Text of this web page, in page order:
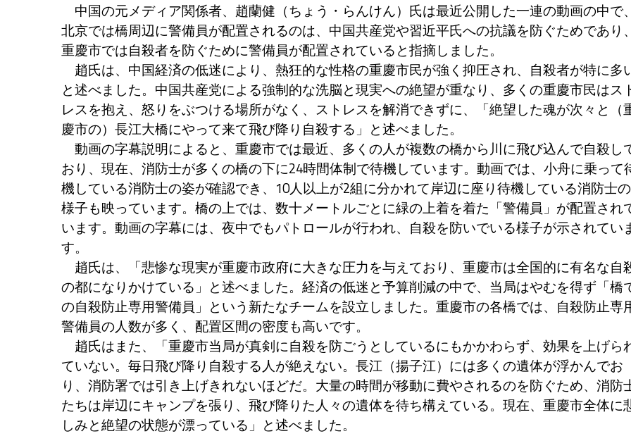
中国の元メディア関係者、趙蘭健（ちょう・らんけん）氏は最近公開した一連の動画の中で、
北京では橋周辺に警備員が配置されるのは、中国共産党や習近平氏への抗議を防ぐためであり、
重慶市では自殺者を防ぐために警備員が配置されていると指摘しました。
趙氏は、中国経済の低迷により、熱狂的な性格の重慶市民が強く抑圧され、自殺者が特に多
と述べました。中国共産党による強制的な洗脳と現実への絶望が重なり、多くの重慶市民はス
レスを抱え、怒りをぶつける場所がなく、ストレスを解消できずに、「絶望した魂が次々と（
慶市の）長江大橋にやって来て飛び降り自殺する」と述べました。
動画の字幕説明によると、重慶市では最近、多くの人が複数の橋から川に飛び込んで自殺し
おり、現在、消防士が多くの橋の下に24時間体制で待機しています。動画では、小舟に乗って
機している消防士の姿が確認でき、10人以上が2組に分かれて岸辺に座り待機している消防士の
様子も映っています。橋の上では、数十メートルごとに緑の上着を着た「警備員」が配置され
います。動画の字幕には、夜中でもパトロールが行われ、自殺を防いでいる様子が示されてい
す。
趙氏は、「悲惨な現実が重慶市政府に大きな圧力を与えており、重慶市は全国的に有名な自
の都になりかけている」と述べました。経済の低迷と予算削減の中で、当局はやむを得ず「橋
の自殺防止専用警備員」という新たなチームを設立しました。重慶市の各橋では、自殺防止専
警備員の人数が多く、配置区間の密度も高いです。
趙氏はまた、「重慶市当局が真剣に自殺を防ごうとしているにもかかわらず、効果を上げら
ていない。毎日飛び降り自殺する人が絶えない。長江（揚子江）には多くの遺体が浮かんでお
り、消防署では引き上げきれないほどだ。大量の時間が移動に費やされるのを防ぐため、消防
たちは岸辺にキャンプを張り、飛び降りた人々の遺体を待ち構えている。現在、重慶市全体に
しみと絶望の状態が漂っている」と述べました。